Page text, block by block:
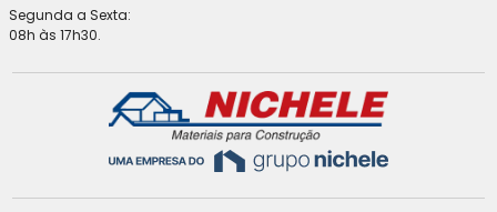
Segunda a Sexta:
08h às 17h30.